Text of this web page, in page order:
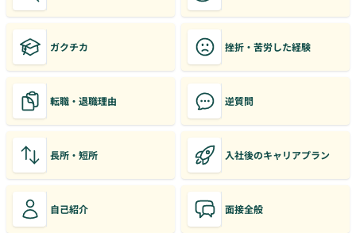
ガクチカ 挫折・苦労した経験
転職・退職理由 逆質問
長所・短所 入社後のキャリアプラン
自己紹介 面接全般